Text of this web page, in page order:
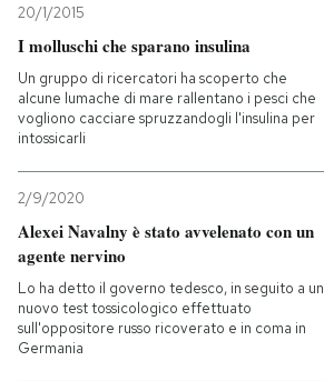
20/1/2015
I molluschi che sparano insulina
Un gruppo di ricercatori ha scoperto che
alcune lumache di mare rallentano i pesci che
vogliono cacciare spruzzandogli l'insulina per
intossicarli
2/9/2020
Alexei Navalny è stato avvelenato con un
agente nervino
Lo ha detto il governo tedesco, in seguito a un
nuovo test tossicologico effettuato
sull'oppositore russo ricoverato e in coma in
Germania